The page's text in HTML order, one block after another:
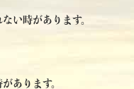
い時があります。
あります。